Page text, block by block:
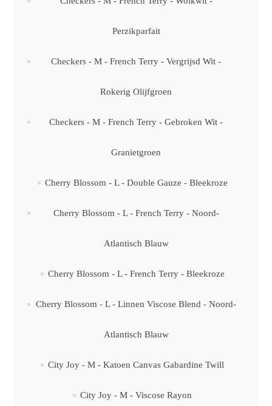
Perzikparfait
Checkers - M - French Terry - Vergrijsd Wit -
Rokerig Olijfgroen
Checkers - M - French Terry - Gebroken Wit -
Granietgroen
Cherry Blossom - L - Double Gauze - Bleekroze
Cherry Blossom - L - French Terry - Noord-
Atlantisch Blauw
Cherry Blossom - L - French Terry - Bleekroze
Cherry Blossom - L - Linnen Viscose Blend - Noord-
Atlantisch Blauw
City Joy - M - Katoen Canvas Gabardine Twill
City Joy - M - Viscose Rayon